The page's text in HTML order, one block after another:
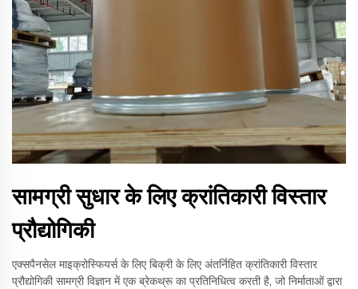
सामग्री सुधार के लिए क्रांतिकारी विस्तार
प्रौद्योगिकी
एक्सपैनसेल माइक्रोस्फियर्स के लिए बिक्री के लिए अंतर्निहित क्रांतिकारी विस्तार
प्रौद्योगिकी सामग्री विज्ञान में एक ब्रेकथ्रू का प्रतिनिधित्व करती है, जो निर्माताओं द्वारा